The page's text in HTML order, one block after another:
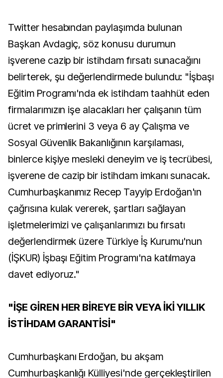
Twitter hesabından paylaşımda bulunan
Başkan Avdagiç, söz konusu durumun
işverene cazip bir istihdam fırsatı sunacağını
belirterek, şu değerlendirmede bulundu: "İşbaşı
Eğitim Programı'nda ek istihdam taahhüt eden
firmalarımızın işe alacakları her çalışanın tüm
ücret ve primlerini 3 veya 6 ay Çalışma ve
Sosyal Güvenlik Bakanlığının karşılaması,
binlerce kişiye mesleki deneyim ve iş tecrübesi,
işverene de cazip bir istihdam imkanı sunacak.
Cumhurbaşkanımız Recep Tayyip Erdoğan'ın
çağrısına kulak vererek, şartları sağlayan
işletmelerimizi ve çalışanlarımızı bu fırsatı
değerlendirmek üzere Türkiye İş Kurumu'nun
(İŞKUR) İşbaşı Eğitim Programı'na katılmaya
davet ediyoruz."
"İŞE GİREN HER BİREYE BİR VEYA İKİ YILLIK
İSTİHDAM GARANTİSİ"
Cumhurbaşkanı Erdoğan, bu akşam
Cumhurbaşkanlığı Külliyesi'nde gerçekleştirilen